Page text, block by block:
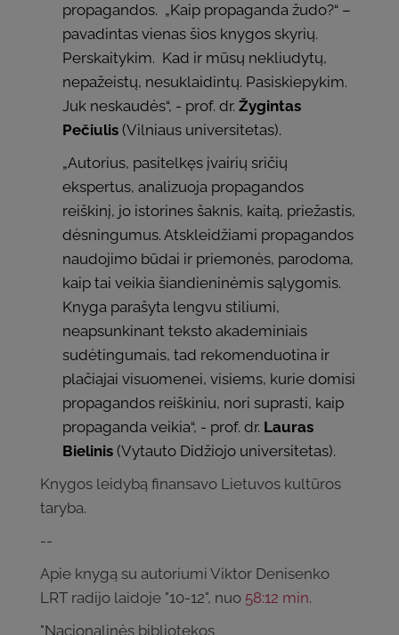
propagandos. „Kaip propaganda žudo?“ –
pavadintas vienas šios knygos skyrių.
Perskaitykim. Kad ir mūsų nekliudytų,
nepažeistų, nesuklaidintų. Pasiskiepykim.
Juk neskaudės“, - prof. dr. Žygintas
Pečiulis (Vilniaus universitetas).
„Autorius, pasitelkęs įvairių sričių
ekspertus, analizuoja propagandos
reiškinį, jo istorines šaknis, kaitą, priežastis,
dėsningumus. Atskleidžiami propagandos
naudojimo būdai ir priemonės, parodoma,
kaip tai veikia šiandieninėmis sąlygomis.
Knyga parašyta lengvu stiliumi,
neapsunkinant teksto akademiniais
sudėtingumais, tad rekomenduotina ir
plačiajai visuomenei, visiems, kurie domisi
propagandos reiškiniu, nori suprasti, kaip
propaganda veikia“, - prof. dr. Lauras
Bielinis (Vytauto Didžiojo universitetas).
Knygos leidybą finansavo Lietuvos kultūros
taryba.
--
Apie knygą su autoriumi Viktor Denisenko
LRT radijo laidoje "10-12", nuo 58:12 min.
"Nacionalinės bibliotekos